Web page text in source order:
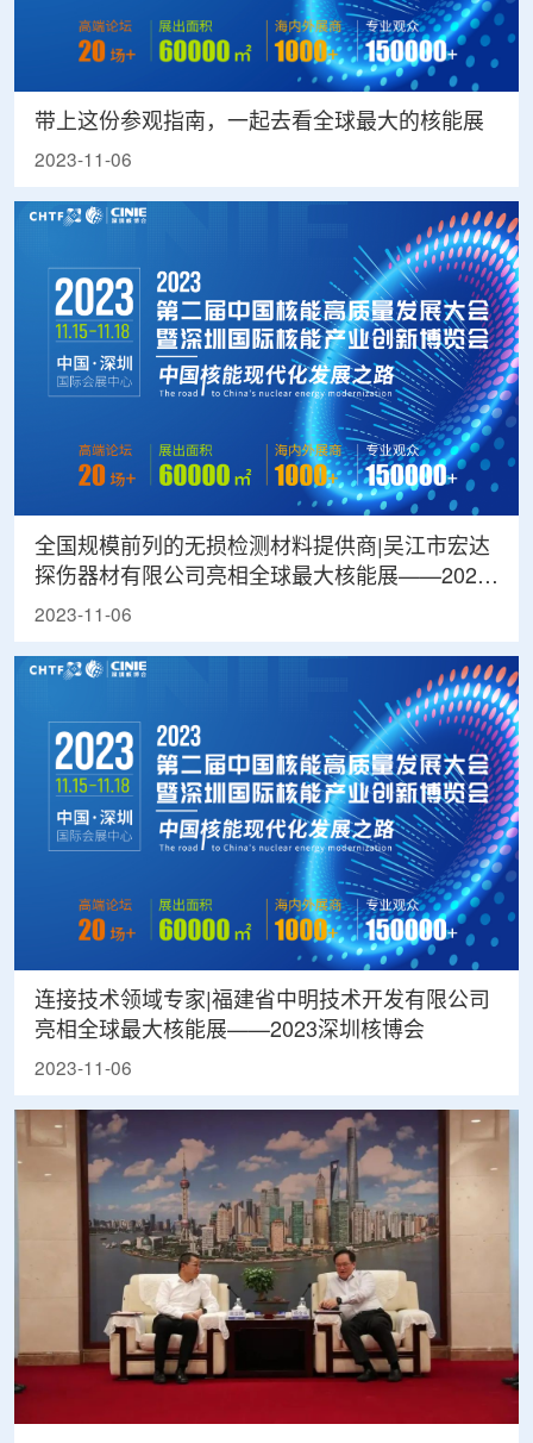
带上这份参观指南，一起去看全球最大的核能展
2023-11-06
全国规模前列的无损检测材料提供商|吴江市宏达
探伤器材有限公司亮相全球最大核能展——2023
深圳核博会
2023-11-06
连接技术领域专家|福建省中明技术开发有限公司
亮相全球最大核能展——2023深圳核博会
2023-11-06